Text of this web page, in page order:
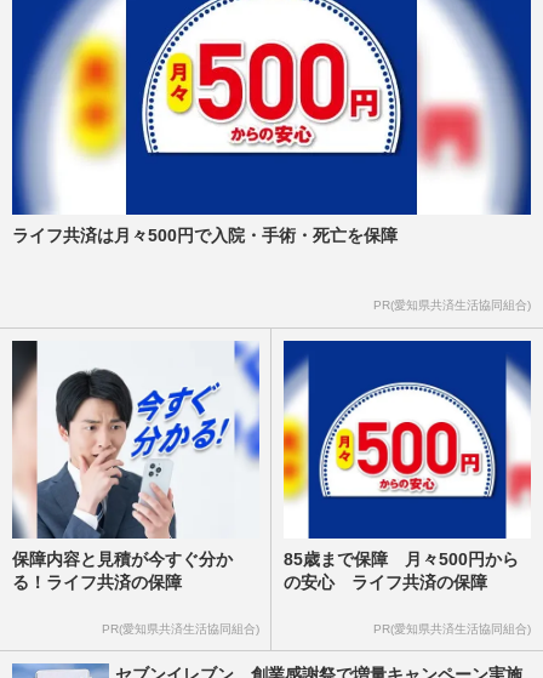
ライフ共済は月々500円で入院・手術・死亡を保障
PR(愛知県共済生活協同組合)
保障内容と見積が今すぐ分か
る！ライフ共済の保障
PR(愛知県共済生活協同組合)
85歳まで保障 月々500円から
の安心 ライフ共済の保障
PR(愛知県共済生活協同組合)
セブンイレブン、創業感謝祭で増量キャンペーン実施